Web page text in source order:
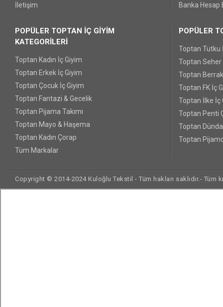
İletişim
Banka Hesap
POPÜLER TOPTAN İÇ GİYİM
KATEGORİLERİ
Toptan Kadın İç Giyim
Toptan Erkek İç Giyim
Toptan Çocuk İç Giyim
Toptan Fantazi & Gecelik
Toptan Pijama Takımı
Toptan Mayo & Haşema
Toptan Kadın Çorap
Tüm Markalar
POPÜLER
Toptan Tutku
Toptan Seher
Toptan
Toptan FK İç
Toptan İlke İç
Toptan Penti
Toptan
Toptan
Copyright © 2014-2024 Kuloğlu Tekstil - Tüm hakları saklıdır.-